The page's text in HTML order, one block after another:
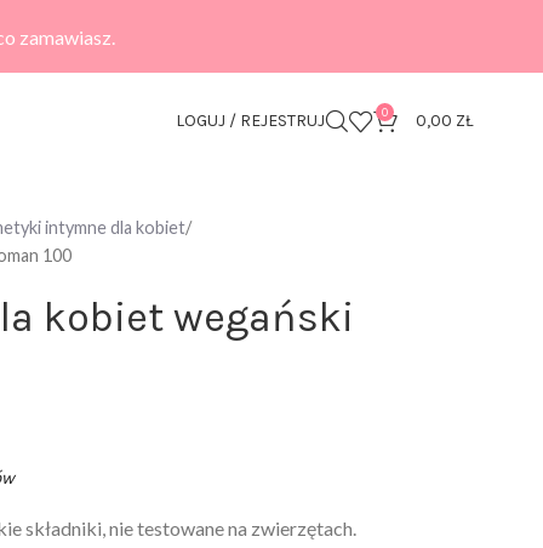
zamawiasz.
LOGUJ / REJESTRUJ 0 0,00 ZŁ
intymne dla kobiet
100
kobiet wegański
składniki, nie testowane na zwierzętach.